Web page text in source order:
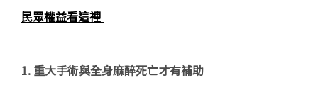
民眾權益看這裡
1. 重大手術與全身麻醉死亡才有補助